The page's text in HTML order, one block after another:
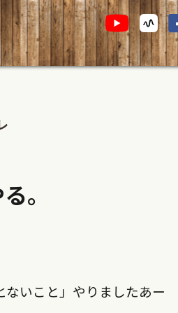
。
いこと」やりましたあー